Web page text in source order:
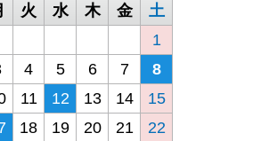
火 水 木 金
土
1
4 5 6 7
8
11 12 13 14
15
18 19 20 21
22